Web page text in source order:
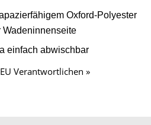
Oxford-Polyester
Wadeninnenseite
einfach abwischbar
Verantwortlichen »